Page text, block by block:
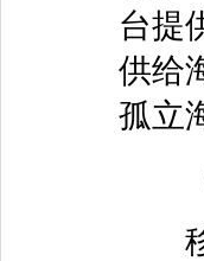
台提
供给
孤立
移